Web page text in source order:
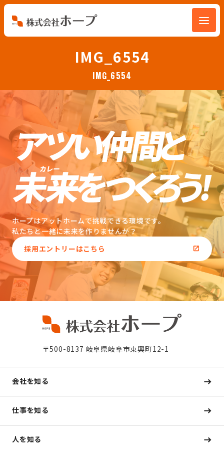
人を知る
環境を知る
お知らせ
ホープブログ
IMG_6554
IMG_6554
ホープはアットホームで挑戦できる環境です。
私たちと一緒に未来を作りませんか？
採用エントリーはこちら
〒500-8137 岐阜県岐阜市東興町12-1
会社を知る
仕事を知る
人を知る